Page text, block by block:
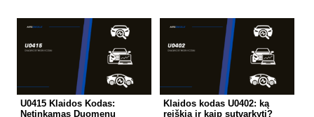
U0415 Klaidos Kodas:
Netinkamas Duomenų
Klaidos kodas U0402: ką
reiškia ir kaip sutvarkyti?